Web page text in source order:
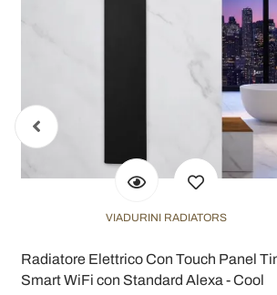
VIADURINI RADIATORS
Radiatore Elettrico Con Touch Panel
Smart WiFi con Standard Alexa - Cool